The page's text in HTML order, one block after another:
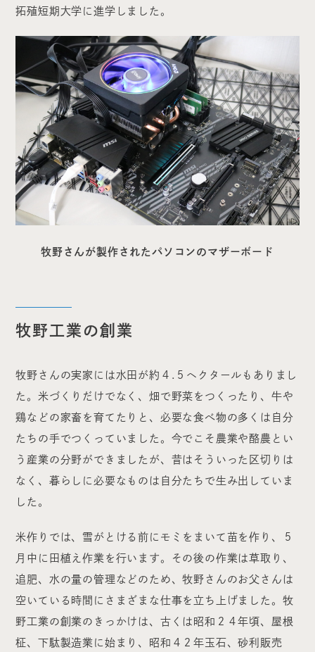
拓殖短期大学に進学しました。
牧野さんが製作されたパソコンのマザーボード
牧野工業の創業
牧野さんの実家には水田が約４.５ヘクタールもありまし
た。米づくりだけでなく、畑で野菜をつくったり、牛や
鶏などの家畜を育てたりと、必要な食べ物の多くは自分
たちの手でつくっていました。今でこそ農業や酪農とい
う産業の分野ができましたが、昔はそういった区切りは
なく、暮らしに必要なものは自分たちで生み出していま
した。
米作りでは、雪がとける前にモミをまいて苗を作り、５
月中に田植え作業を行います。その後の作業は草取り、
追肥、水の量の管理などのため、牧野さんのお父さんは
空いている時間にさまざまな仕事を立ち上げました。牧
野工業の創業のきっかけは、古くは昭和２４年頃、屋根
柾、下駄製造業に始まり、昭和４２年玉石、砂利販売